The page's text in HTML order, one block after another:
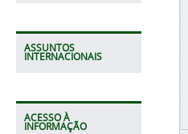
ASSUNTOS
INTERNACIONAIS
ACESSO À
INFORMAÇÃO